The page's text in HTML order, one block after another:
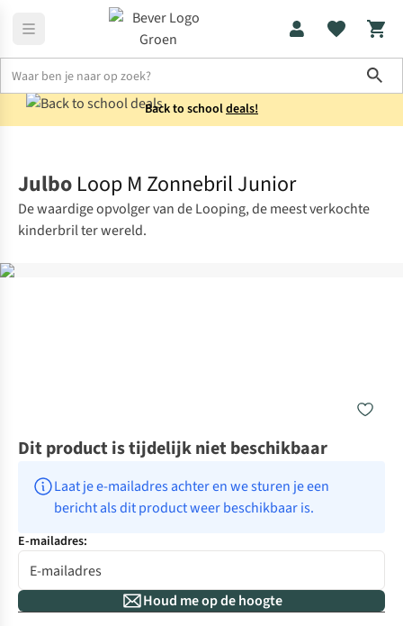
Back to schooldeals!
Julbo Loop M Zonnebril Junior
De waardige opvolger van de Looping, de meest verkochte
kinderbril ter wereld.
Dit product is tijdelijk niet beschikbaar
Laat je e-mailadres achter en we sturen je een
bericht als dit product weer beschikbaar is.
E-mailadres:
Houd me op de hoogte